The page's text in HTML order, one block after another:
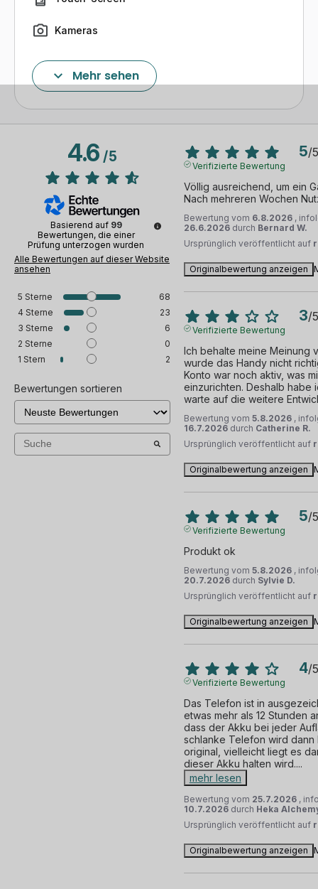
speichern.
Das generalüberholte Samsung Galaxy S21 FE 5G
(Single Sim) 128 GB violett wurde zurückgesetzt und
entsperrt: Es ist voll kompatibel mit den SIM-Karten
erhalten, das Ihren Erwartungen entspricht.
Kameras
Kameras
Flash
Lautsprecher
Mikrofon
Lautstärkeknöpfe, Ein-/Ausschalter, ...
Ladegerätanschluss
Bluetooth
Geolokalisierung
Fingerabdruckleser
IMEI
Mehr sehen
4.6/5
Basierend auf 99
Bewertungen, die einer
Prüfung unterzogen wurden
Alle Bewertungen auf dieser Website
ansehen
5 Sterne
68
4 Sterne
23
3 Sterne
6
2 Sterne
0
1 Stern 2
Bewertungen sortieren
5/5
Verifizierte Bewertung
Völlig ausreichend, um ein
Nach mehreren Wochen
Bewertung vom 6.8.2026 ,
26.6.2026 durch Bernard W.
Ursprünglich veröffentlicht auf
Originalbewertung anzeigen
3/5
Verifizierte Bewertung
Ich behalte meine Meinung
wurde das Handy nicht
Konto war noch aktiv, was
einzurichten. Deshalb habe
warte auf die weitere
Bewertung vom 5.8.2026 ,
16.7.2026 durch Catherine R.
Ursprünglich veröffentlicht auf
Originalbewertung anzeigen
5/5
Verifizierte Bewertung
Produkt ok
Bewertung vom 5.8.2026 ,
20.7.2026 durch Sylvie D.
Ursprünglich veröffentlicht auf
Originalbewertung anzeigen
4/5
Verifizierte Bewertung
Das Telefon ist in
etwas mehr als 12 Stunden
dass der Akku bei jeder
schlanke Telefon wird dann
original, vielleicht liegt es
dieser Akku halten wird....
mehr lesen
Bewertung vom 25.7.2026 ,
10.7.2026 durch Heka
Ursprünglich veröffentlicht auf
Originalbewertung anzeigen